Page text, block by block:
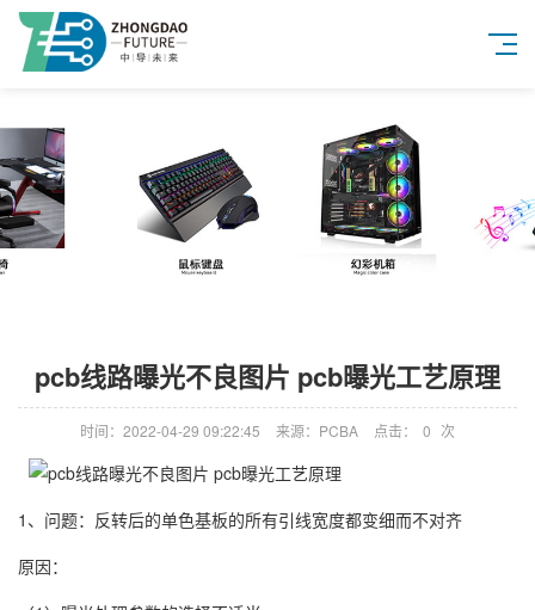
pcb线路曝光不良图片 pcb曝光工艺原理
时间：2022-04-29 09:22:45 来源：PCBA 点击： 0 次
1、问题：反转后的单色基板的所有引线宽度都变细而不对齐
原因：